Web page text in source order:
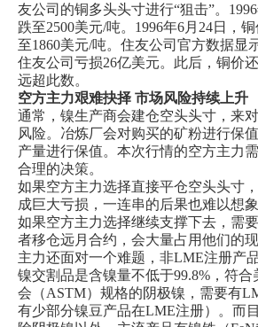
友公司的铜多头头寸进行“狙击”。
跌至2500美元/吨。1996年6月24日，
至1860美元/吨。住友公司官方数据显
住友公司亏损26亿美元。此后，铜价
远超此数。
空方主力艰难抉择 市场风险持续上升
通常，镍生产商会建仓空头头寸，来
风险。冶炼厂会对购买的矿粉进行保
产量进行保值。本次行情的空方主力
合理的决策。
如果空方主力选择直接平仓空头头寸
成巨大亏损，一连串的后果也难以想象
如果空方主力选择继续支撑下去，需
者移仓远月合约，会大量占用他们的
主力还面对一个难题，非LME注册产
镍交割品是含镍量不低于99.8%，符
会（ASTM）规格的阴极镍，需要有
有少部分镍豆产品在LME注册）。而